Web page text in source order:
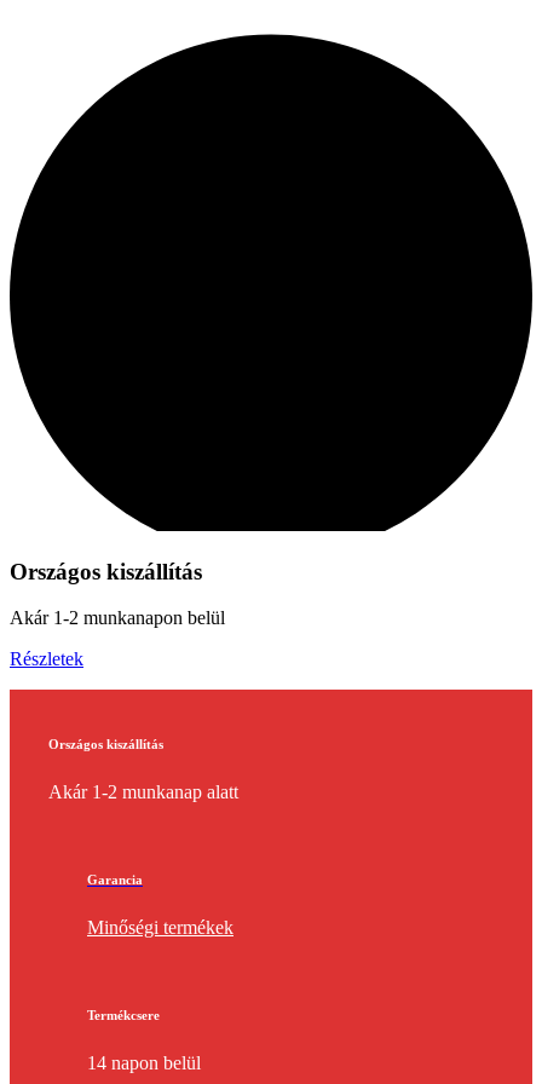
Országos kiszállítás
Akár 1-2 munkanapon belül
Részletek
Országos kiszállítás
Akár 1-2 munkanap alatt
Garancia
Minőségi termékek
Termékcsere
14 napon belül